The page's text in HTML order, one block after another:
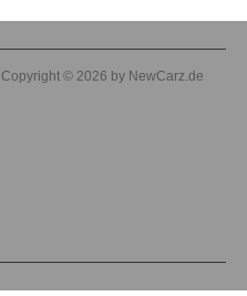
Copyright © 2026 by NewCarz.de